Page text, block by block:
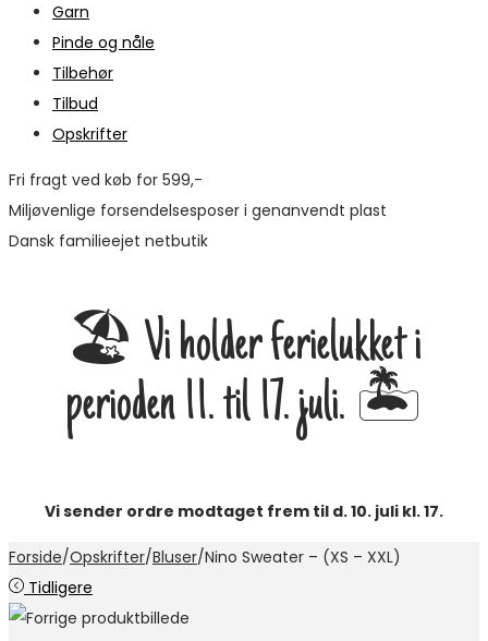
Garn
Pinde og nåle
Tilbehør
Tilbud
Opskrifter
Fri fragt ved køb for 599,-
Miljøvenlige forsendelsesposer i genanvendt plast
Dansk familieejet netbutik
🏖️ Vi holder ferielukket i
perioden 11. til 17. juli. 🏝️
Vi sender ordre modtaget frem til d. 10. juli kl. 17.
Forside/Opskrifter/Bluser/Nino Sweater – (XS – XXL)
Tidligere